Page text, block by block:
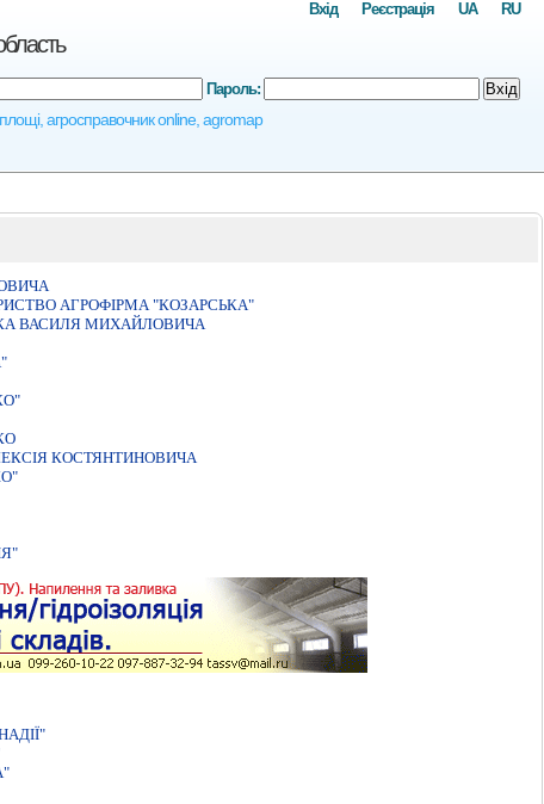
площі, агросправочник online, agromap
RU
UA
Реєстрація
Вхід
Пароль: Вхід
АГРОФIРМА "КОЗАРСЬКА"
ВАСИЛЯ МИХАЙЛОВИЧА
КОСТЯНТИНОВИЧА